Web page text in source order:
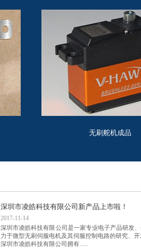
无刷舵机成品
深圳市凌皓科技有限公司新产品上市啦！
2017-11-14
深圳市凌皓科技有限公司是一家专业电子产品研发
力于微型无刷伺服电机及其伺服控制电路的研究、
深圳市凌皓科技有限公司拥有......